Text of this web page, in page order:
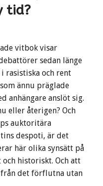
tid?
vitbok visar
sedan länge
rasistiska och rent
ännu präglade
anhängare anslöt sig.
eller återigen? Och
auktoritära
despoti, är det
här olika synsätt på
historiskt. Och att
det förflutna utan